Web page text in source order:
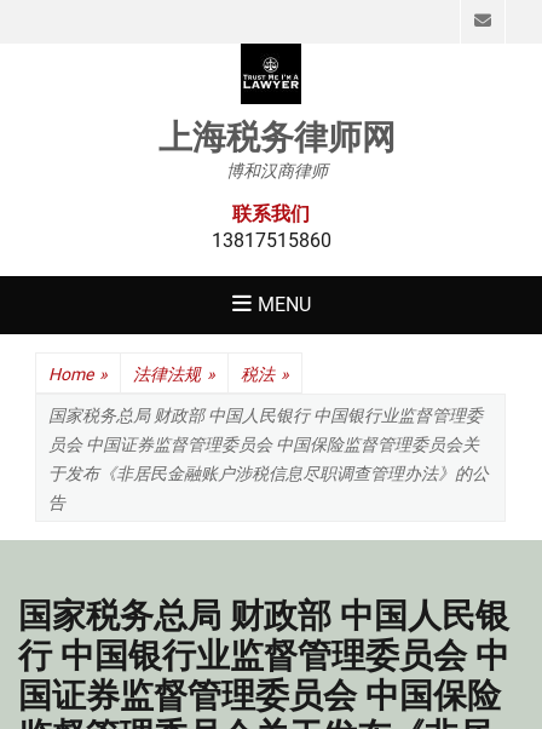
上海税务律师网
博和汉商律师
联系我们
13817515860
MENU
Home » 法律法规 » 税法 »
国家税务总局 财政部 中国人民银行 中国银行业监督管理委
员会 中国证券监督管理委员会 中国保险监督管理委员会关
于发布《非居民金融账户涉税信息尽职调查管理办法》的公
告
国家税务总局 财政部 中国人民银
行 中国银行业监督管理委员会 中
国证券监督管理委员会 中国保险